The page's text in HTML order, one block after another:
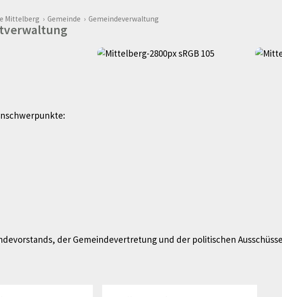
Mittelberg ›Gemeinde ›Gemeindeverwaltung
der Gemeindevertretung und der politischen